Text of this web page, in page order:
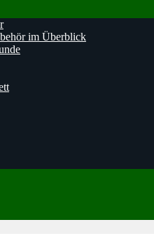
im Überblick